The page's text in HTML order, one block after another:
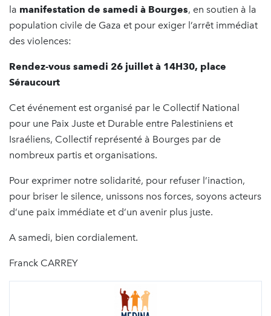
la manifestation de samedi à Bourges, en soutien à la
population civile de Gaza et pour exiger l’arrêt immédiat
des violences:
Rendez-vous samedi 26 juillet à 14H30, place
Séraucourt
Cet événement est organisé par le Collectif National
pour une Paix Juste et Durable entre Palestiniens et
Israéliens, Collectif représenté à Bourges par de
nombreux partis et organisations.
Pour exprimer notre solidarité, pour refuser l’inaction,
pour briser le silence, unissons nos forces, soyons acteurs
d’une paix immédiate et d’un avenir plus juste.
A samedi, bien cordialement.
Franck CARREY